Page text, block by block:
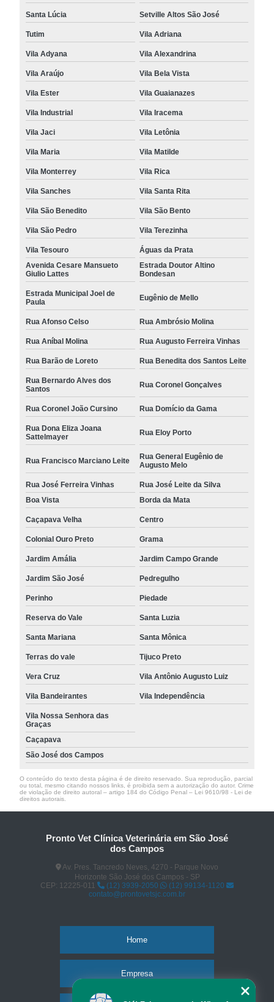
Santa Lúcia Setville Altos São José
Tutim Vila Adriana
Vila Adyana Vila Alexandrina
Vila Araújo Vila Bela Vista
Vila Ester Vila Guaianazes
Vila Industrial Vila Iracema
Vila Jaci Vila Letônia
Vila Maria Vila Matilde
Vila Monterrey Vila Rica
Vila Sanches Vila Santa Rita
Vila São Benedito Vila São Bento
Vila São Pedro Vila Terezinha
Vila Tesouro
Águas da Prata
Avenida Cesare Mansueto
Giulio Lattes
Estrada Doutor Altino
Bondesan
Estrada Municipal Joel de
Paula
Eugênio de Mello
Rua Afonso Celso Rua Ambrósio Molina
Rua Aníbal Molina Rua Augusto Ferreira Vinhas
Rua Barão de Loreto Rua Benedita dos Santos Leite
Rua Bernardo Alves dos
Santos
Rua Coronel Gonçalves
Rua Coronel João Cursino Rua Domício da Gama
Rua Dona Eliza Joana
Sattelmayer
Rua Eloy Porto
Rua Francisco Marciano Leite
Rua General Eugênio de
Augusto Melo
Rua José Ferreira Vinhas
Rua José Leite da Silva
Boa Vista
Borda da Mata
Caçapava Velha Centro
Colonial Ouro Preto Grama
Jardim Amália Jardim Campo Grande
Jardim São José Pedregulho
Perinho Piedade
Reserva do Vale Santa Luzia
Santa Mariana Santa Mônica
Terras do vale Tijuco Preto
Vera Cruz Vila Antônio Augusto Luiz
Vila Bandeirantes Vila Independência
Vila Nossa Senhora das
Graças
Caçapava
São José dos Campos
O conteúdo do texto desta página é de direito reservado. Sua reprodução, parcial
ou total, mesmo citando nossos links, é proibida sem a autorização do autor. Crime
de violação de direito autoral – artigo 184 do Código Penal – Lei 9610/98 - Lei de
direitos autorais
Pronto Vet Clínica Veterinária em São José
dos Campos
Av. Pres. Tancredo Neves, 4270 - Parque Novo
Horizonte São José dos Campos - SP
CEP: 12225-011
(12) 3939-2050
(12) 99134-1120
contato@prontovetsjc.com.br
Home
Empresa